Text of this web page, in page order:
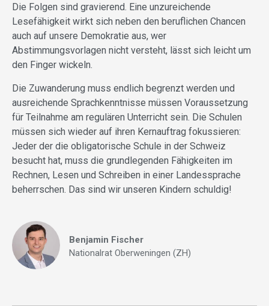
Die Folgen sind gravierend. Eine unzureichende
Lesefähigkeit wirkt sich neben den beruflichen Chancen
auch auf unsere Demokratie aus, wer
Abstimmungsvorlagen nicht versteht, lässt sich leicht um
den Finger wickeln.
Die Zuwanderung muss endlich begrenzt werden und
ausreichende Sprachkenntnisse müssen Voraussetzung
für Teilnahme am regulären Unterricht sein. Die Schulen
müssen sich wieder auf ihren Kernauftrag fokussieren:
Jeder der die obligatorische Schule in der Schweiz
besucht hat, muss die grundlegenden Fähigkeiten im
Rechnen, Lesen und Schreiben in einer Landessprache
beherrschen. Das sind wir unseren Kindern schuldig!
Benjamin Fischer
Nationalrat Oberweningen (ZH)